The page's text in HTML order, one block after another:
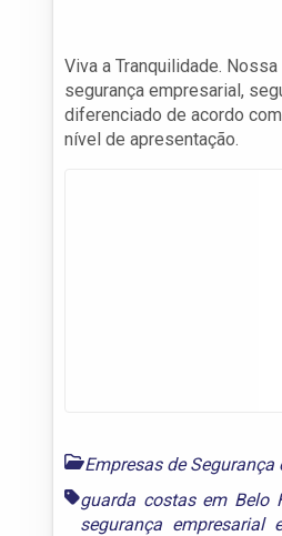
Viva a Tranquilidade.
segurança empresarial,
diferenciado de acordo
nível de apresentação.
Empresas de
guarda costas em Belo
segurança empresarial